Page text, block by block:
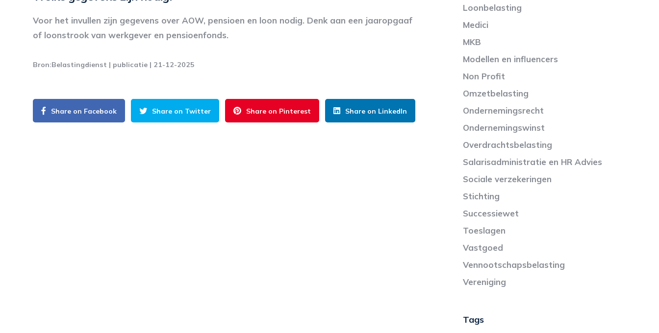
Voor het invullen zijn gegevens over AOW, pensioen en loon nodig. Denk aan een jaaropgaaf
of loonstrook van werkgever en pensioenfonds.
Bron:Belastingdienst | publicatie | 21-12-2025
Share on Facebook Share on Twitter Share on Pinterest Share on LinkedIn
Loonbelasting
Medici
MKB
Modellen en influencers
Non Profit
Omzetbelasting
Ondernemingsrecht
Ondernemingswinst
Overdrachtsbelasting
Salarisadministratie en HR Advies
Sociale verzekeringen
Stichting
Successiewet
Toeslagen
Vastgoed
Vennootschapsbelasting
Vereniging
Tags